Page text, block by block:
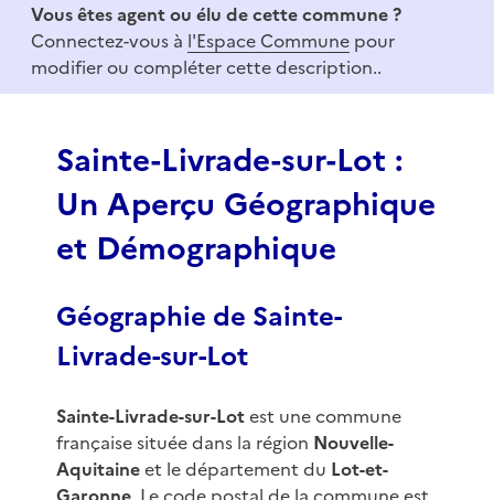
f
Vous êtes agent ou élu de cette commune ?
Connectez-vous à l'Espace Commune pour
modifier ou compléter cette description..
Sainte-Livrade-sur-Lot :
Un Aperçu Géographique
et Démographique
Géographie de Sainte-
Livrade-sur-Lot
Sainte-Livrade-sur-Lotest une commune
française située dans la région Nouvelle-
Aquitaineet le département du Lot-et-